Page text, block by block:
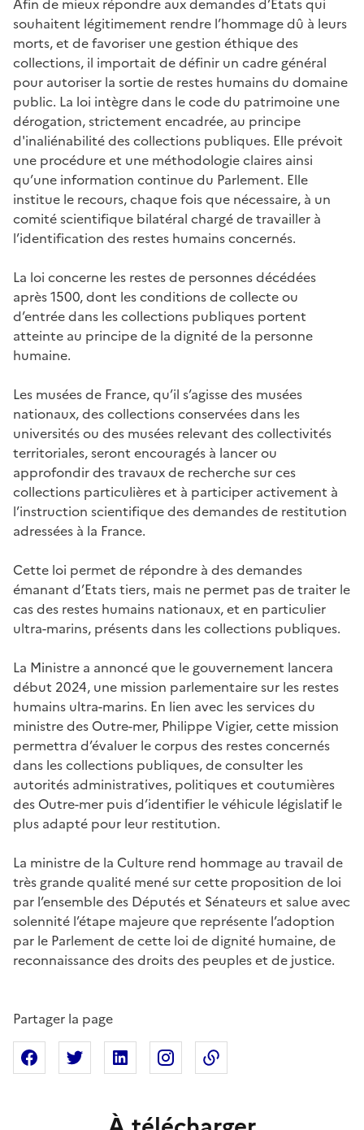
souhaitent légitimement rendre l’hommage dû à leurs
morts, et de favoriser une gestion éthique des
collections, il importait de définir un cadre général
pour autoriser la sortie de restes humains du domaine
public. La loi intègre dans le code du patrimoine une
dérogation, strictement encadrée, au principe
d'inaliénabilité des collections publiques. Elle prévoit
une procédure et une méthodologie claires ainsi
qu’une information continue du Parlement. Elle
institue le recours, chaque fois que nécessaire, à un
comité scientifique bilatéral chargé de travailler à
l’identification des restes humains concernés.
La loi concerne les restes de personnes décédées
après 1500, dont les conditions de collecte ou
d’entrée dans les collections publiques portent
atteinte au principe de la dignité de la personne
humaine.
Les musées de France, qu’il s’agisse des musées
nationaux, des collections conservées dans les
universités ou des musées relevant des collectivités
territoriales, seront encouragés à lancer ou
approfondir des travaux de recherche sur ces
collections particulières et à participer activement à
l’instruction scientifique des demandes de restitution
adressées à la France.
Cette loi permet de répondre à des demandes
émanant d’Etats tiers, mais ne permet pas de traiter le
cas des restes humains nationaux, et en particulier
ultra-marins, présents dans les collections publiques.
La Ministre a annoncé que le gouvernement lancera
début 2024, une mission parlementaire sur les restes
humains ultra-marins. En lien avec les services du
ministre des Outre-mer, Philippe Vigier, cette mission
permettra d’évaluer le corpus des restes concernés
dans les collections publiques, de consulter les
autorités administratives, politiques et coutumières
des Outre-mer puis d’identifier le véhicule législatif le
plus adapté pour leur restitution.
La ministre de la Culture rend hommage au travail de
très grande qualité mené sur cette proposition de loi
par l’ensemble des Députés et Sénateurs et salue avec
solennité l’étape majeure que représente l’adoption
par le Parlement de cette loi de dignité humaine, de
reconnaissance des droits des peuples et de justice.
Partager la page
Partager sur Facebook
Partager sur XPartager sur Linkedin
Partager sur Instagram